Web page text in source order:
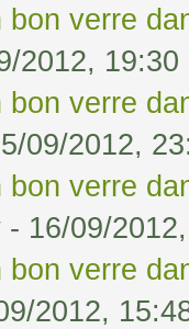
bon verre
2012, 19:30
bon verre
09/2012,
bon verre
- 16/09/
bon verre
2012,